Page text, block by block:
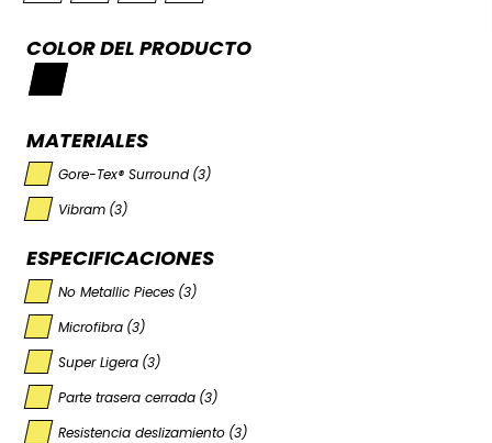
COLOR DEL PRODUCTO
MATERIALES
Gore-Tex® Surround (3)
Vibram (3)
ESPECIFICACIONES
No Metallic Pieces (3)
Microfibra (3)
Super Ligera (3)
Parte trasera cerrada (3)
Resistencia deslizamiento (3)